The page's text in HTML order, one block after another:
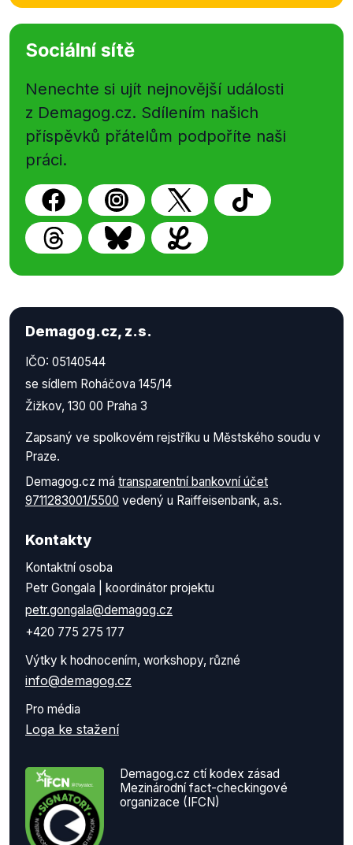
Sociální sítě
Nenechte si ujít nejnovější události
z Demagog.cz. Sdílením našich
příspěvků přátelům podpoříte naši
práci.
Demagog.cz, z.s.
IČO: 05140544
se sídlem Roháčova 145/14
Žižkov, 130 00 Praha 3
Zapsaný ve spolkovém rejstříku u Městského soudu v
Praze.
Demagog.cz má transparentní bankovní účet
9711283001/5500 vedený u Raiffeisenbank, a.s.
Kontakty
Kontaktní osoba
Petr Gongala | koordinátor projektu
petr.gongala@demagog.cz
+420 775 275 177
Výtky k hodnocením, workshopy, různé
info@demagog.cz
Pro média
Loga ke stažení
Demagog.cz ctí kodex zásad
Mezinárodní fact-checkingové
organizace (IFCN)